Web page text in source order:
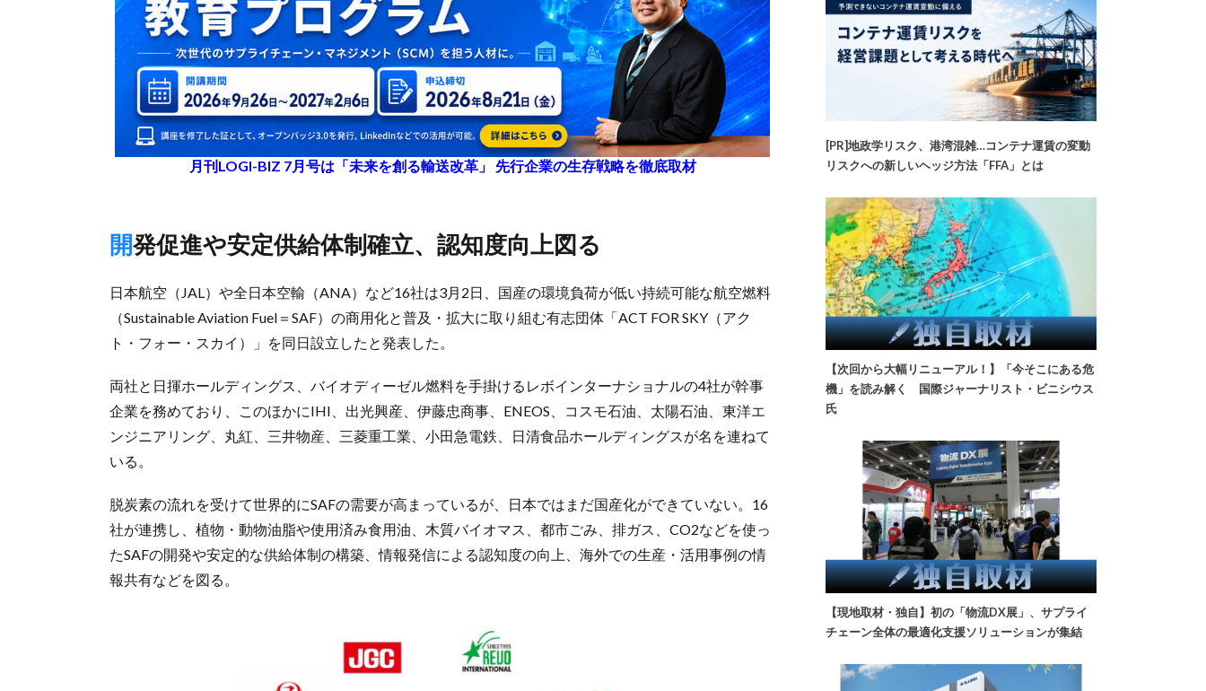
月刊LOGI-BIZ 7月号は「未来を創る輸送改革」 先行企業の生存戦略を徹底取材
開発促進や安定供給体制確立、認知度向上図る
日本航空（JAL）や全日本空輸（ANA）など16社は3月2日、国産の環境負荷が低い持続可能な航空燃料
（Sustainable Aviation Fuel＝SAF）の商用化と普及・拡大に取り組む有志団体「ACT FOR SKY（アク
ト・フォー・スカイ）」を同日設立したと発表した。
両社と日揮ホールディングス、バイオディーゼル燃料を手掛けるレボインターナショナルの4社が幹事
企業を務めており、このほかにIHI、出光興産、伊藤忠商事、ENEOS、コスモ石油、太陽石油、東洋エ
ンジニアリング、丸紅、三井物産、三菱重工業、小田急電鉄、日清食品ホールディングスが名を連ねて
いる。
脱炭素の流れを受けて世界的にSAFの需要が高まっているが、日本ではまだ国産化ができていない。16
社が連携し、植物・動物油脂や使用済み食用油、木質バイオマス、都市ごみ、排ガス、CO2などを使っ
たSAFの開発や安定的な供給体制の構築、情報発信による認知度の向上、海外での生産・活用事例の情
報共有などを図る。
[PR]地政学リスク、港湾混雑…コンテナ運賃の変動
リスクへの新しいヘッジ方法「FFA」とは
【次回から大幅リニューアル！】「今そこにある危
機」を読み解く 国際ジャーナリスト・ビニシウス
氏
【現地取材・独自】初の「物流DX展」、サプライ
チェーン全体の最適化支援ソリューションが集結